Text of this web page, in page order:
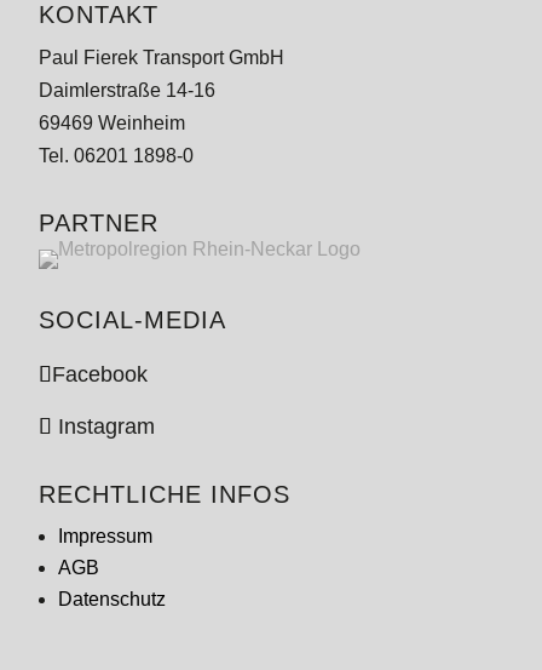
KONTAKT
Paul Fierek Transport GmbH
Daimlerstraße 14-16
69469 Weinheim
Tel. 06201 1898-0
PARTNER
SOCIAL-MEDIA
Facebook
Instagram
RECHTLICHE INFOS
Impressum
AGB
Datenschutz